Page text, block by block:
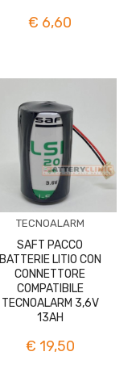
€ 6,60
TECNOALARM
SAFT PACCO
BATTERIE LITIO CON
CONNETTORE
COMPATIBILE
TECNOALARM 3,6V
13AH
€ 19,50